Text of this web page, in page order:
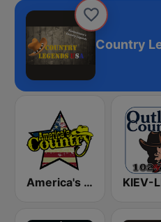
Country
America's Country